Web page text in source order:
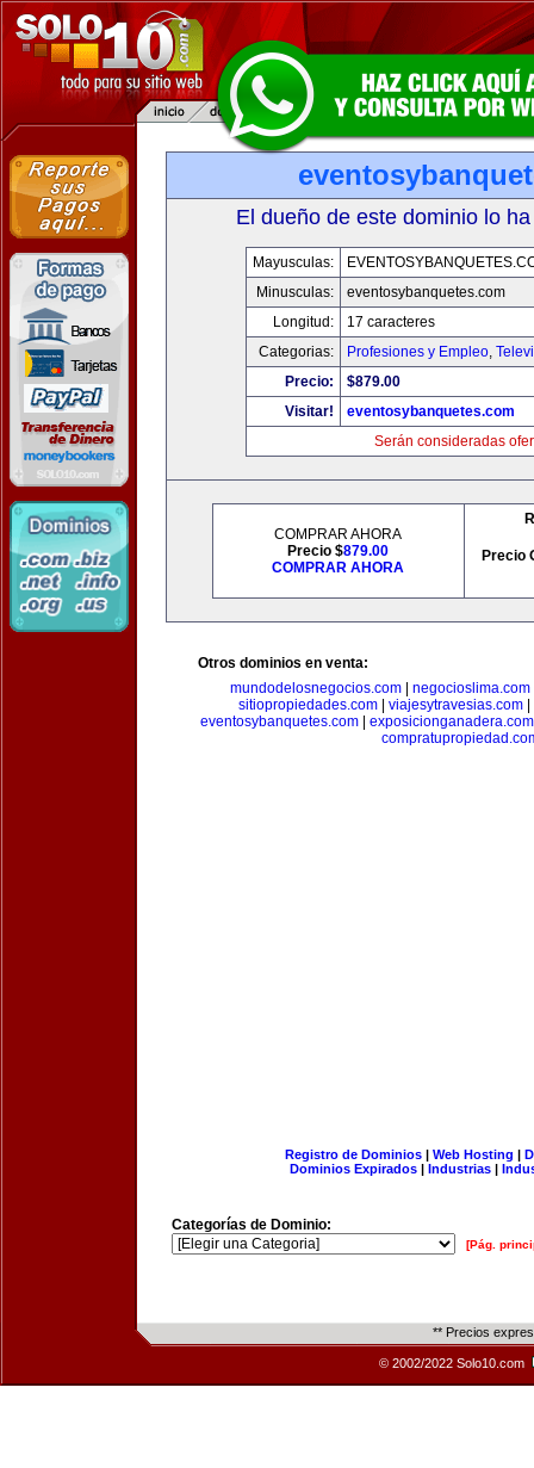
El dueño de este dominio lo
Mayusculas:
Minusculas:
eventosybanquetes.com
Longitud:
17 caracteres
Categorias:
Profesiones y Empleo,
Precio:
$879.00
Visitar!
eventosybanquetes.com
Serán consideradas
COMPRAR AHORA
Precio $879.00
COMPRAR AHORA
Precio
Otros dominios en venta:
mundodelosnegocios.com| negocioslima.com
sitiopropiedades.com| viajesytravesias.com|
eventosybanquetes.com| exposicionganadera.com
Registro de Dominios| Web Hosting |
Dominios Expirados | Industrias |
Categorías de Dominio:
[Pág.
** Precios
© 2002/2022 Solo10.com